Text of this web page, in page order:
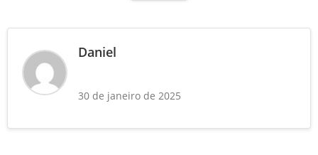
Daniel
30 de janeiro de 2025